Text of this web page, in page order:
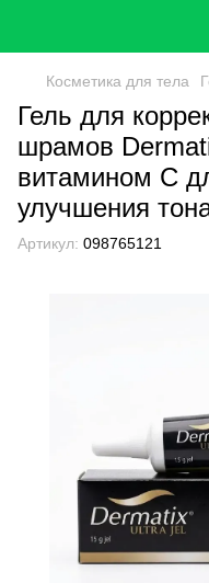
Косметика для тела
Гель для
шрамов
витамином С
улучшения
Артикул: 098765121